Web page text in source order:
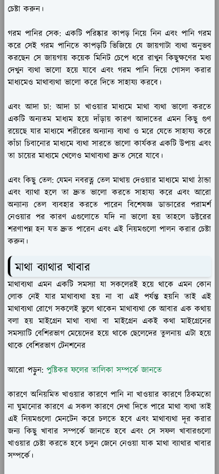
চেষ্টা করুন।
গরম পানির সেক: একটি পরিষ্কার কাপড় নিয়ে নিন এবং পানি গরম
করে সেই গরম পানিতে কাপড়টি ভিজিয়ে যে জায়গাটা ব্যথা অনুভব
করছেন সে জায়গায় কয়েক মিনিট চেপে ধরে রাখুন কিছুক্ষণের মধ্য
দেখুন ব্যথা ভালো হয়ে যাবে এবং গরম পানি দিয়ে গোসল করার
মাধ্যমেও মাথাব্যথা ভালো করে দিতে সাহায্য করবে।
এবং আদা চা: আদা চা খাওয়ার মাধ্যমে মাথা ব্যথা ভালো করতে
একটি অন্যতম মাধ্যম হয়ে দাঁড়ায় কারণ আদাতের এমন কিছু গুণ
রয়েছে যার মাধ্যমে শরীরের অন্যান্য ব্যথা ও মরে যেতে সাহায্য করে
কাঁচা চিবানোর মাধ্যমে ব্যথা সারতে ভালো কার্যকর একটি উপায় এবং
তা চায়ের মাধ্যমে খেলেও মাথাব্যথা দ্রুত সেরে যাবে।
এবং কিছু তেল: যেমন নবরত্ন তেল মাথায় দেওয়ার মাধ্যমে মাথা ঠান্ডা
এবং ব্যাথা হলে তা দ্রুত ভালো করতে সাহায্য করে এবং আরো
অন্যান্য তেল ব্যবহার করতে পারেন বিশেষজ্ঞ ডাক্তারের পরামর্শ
নেওয়ার পর কারণ এগুলোতে যদি না ভালো হয় তাহলে ডক্টরের
শরণাপন্ন হন যত দ্রুত পারেন এবং এই নিয়মগুলো পালন করার চেষ্টা
করুন।
মাথা ব্যাথার খাবার
মাথাব্যথা এমন একটি সমস্যা যা সকলেরই হয়ে থাকে এমন কোন
লোক নেই যার মাথাব্যথা হয় না বা এই পর্যন্ত হয়নি তাই এই
মাথাব্যথা রোগে সকলেই ভুলে থাকেন মাথাব্যথা কে আবার এক কথায়
বলা হয় মাইগ্রেন মাথা ব্যথা বা মাইগ্রেন একই কথা মাইগ্রেনের
সমস্যাটি বেশিরভাগ মেয়েদের হয়ে থাকে ছেলেদের তুলনায় এটা হয়ে
থাকে বেশিরভাগ টেনশনের
আরো পড়ুন: পুষ্টিকর ফলের তালিকা সম্পর্কে জানতে
কারণে অনিয়মিত খাওয়ার কারণে পানি না খাওয়ার কারণে ঠিকমতো
না ঘুমানোর কারণে এ সকল কারণে দেখা দিতে পারে মাথা ব্যথা তাই
এই নিয়মগুলো মেনটেন করে চলতে হবে এবং মাথাব্যথা দূর করার
জন্য কিছু খাবার সম্পর্কে জানতে হবে এবং সে সফল খাবারগুলো
খাওয়ার চেষ্টা করতে হবে চলুন জেনে নেওয়া যাক মাথা ব্যাথার খাবার
সম্পর্কে।